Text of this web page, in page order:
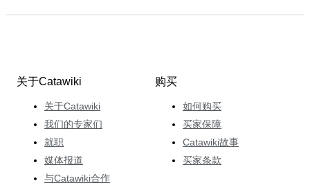
关于Catawiki
关于Catawiki
我们的专家们
就职
媒体报道
与Catawiki合作
购买
如何购买
买家保障
Catawiki故事
买家条款